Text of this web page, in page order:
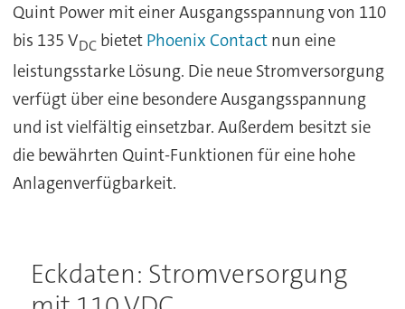
Quint Power mit einer Ausgangsspannung von 110
bis 135 VDCbietet Phoenix Contactnun eine
leistungsstarke Lösung. Die neue Stromversorgung
verfügt über eine besondere Ausgangsspannung
und ist vielfältig einsetzbar. Außerdem besitzt sie
die bewährten Quint-Funktionen für eine hohe
Anlagenverfügbarkeit.
Eckdaten: Stromversorgung